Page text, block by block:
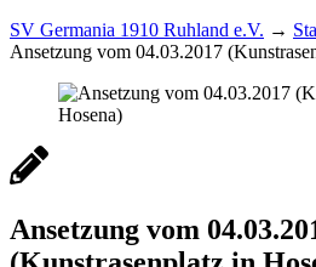
SV Germania 1910 Ruhland e.V. →
Ansetzung vom 04.03.2017
Ansetzung vom